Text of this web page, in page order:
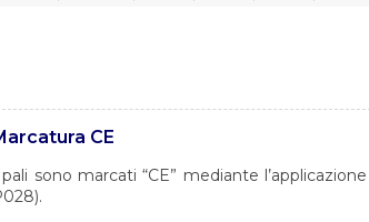
CE
sono marcati “CE” mediante